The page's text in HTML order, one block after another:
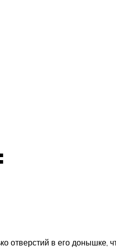
отверстий в его донышке,